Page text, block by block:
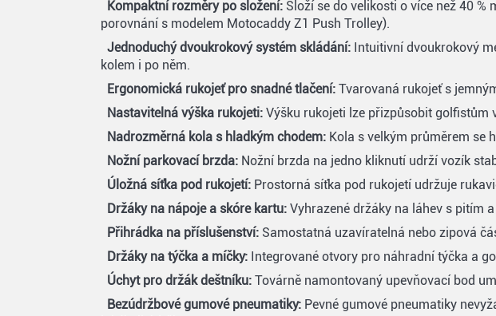
Kompaktní rozměry po složení: Složí se do velikosti o více než 40 %
porovnání s modelem Motocaddy Z1 Push Trolley).
Jednoduchý dvoukrokový systém skládání: Intuitivní dvoukrokový
kolem i po něm.
Ergonomická rukojeť pro snadné tlačení: Tvarovaná rukojeť s
Nastavitelná výška rukojeti: Výšku rukojeti lze přizpůsobit golfistům
Nadrozměrná kola s hladkým chodem: Kola s velkým průměrem se
Nožní parkovací brzda: Nožní brzda na jedno kliknutí udrží vozík
Úložná síťka pod rukojetí: Prostorná síťka pod rukojetí udržuje
Držáky na nápoje a skóre kartu: Vyhrazené držáky na láhev s pitím
Přihrádka na příslušenství: Samostatná uzavíratelná nebo zipová
Držáky na týčka a míčky: Integrované otvory pro náhradní týčka a
Úchyt pro držák deštníku: Továrně namontovaný upevňovací bod
Bezúdržbové gumové pneumatiky: Pevné gumové pneumatiky